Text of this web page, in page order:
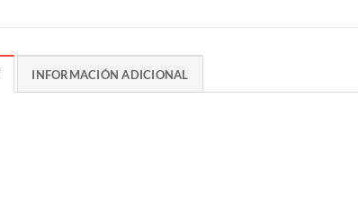
INFORMACIÓN ADICIONAL